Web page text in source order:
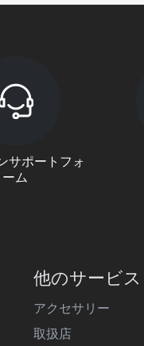
サポートフォ
ーム
他のサービス
アクセサリー
取扱店